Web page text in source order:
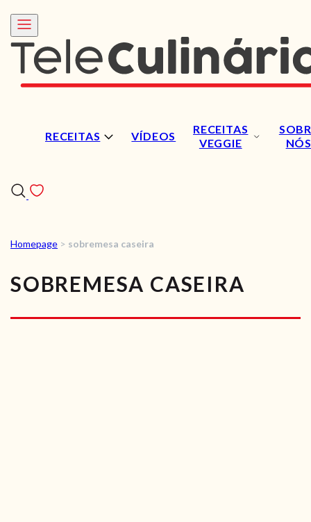
RECEITAS VÍDEOS
RECEITAS
VEGGIE
NÓS
RECEITAS
VÍDEOS
RECEITAS VEGGIE
Homepage > sobremesa caseira
SOBREMESA CASEIRA